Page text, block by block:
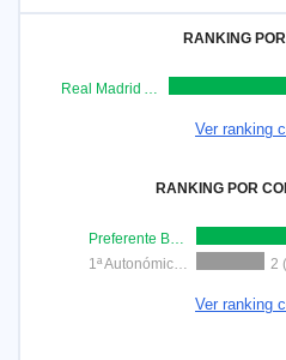
RANKING
Real Madrid Academy
Ver ranking
RANKING POR
Preferente Benjamín
1ª Autonómica Alevín
2
Ver ranking